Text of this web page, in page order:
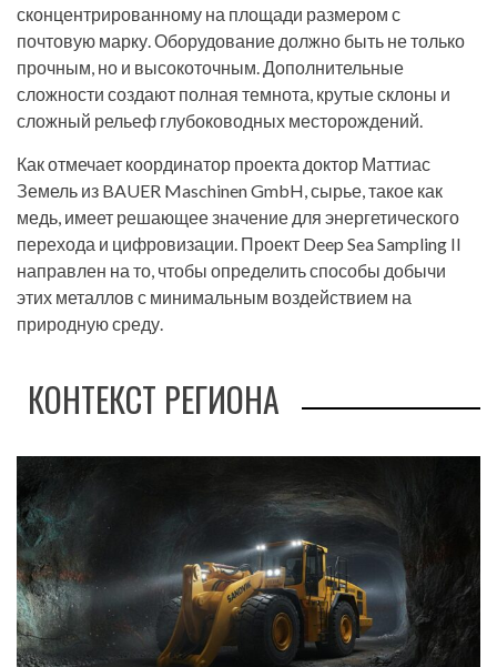
сконцентрированному на площади размером с
почтовую марку. Оборудование должно быть не только
прочным, но и высокоточным. Дополнительные
сложности создают полная темнота, крутые склоны и
сложный рельеф глубоководных месторождений.
Как отмечает координатор проекта доктор Маттиас
Земель из BAUER Maschinen GmbH, сырье, такое как
медь, имеет решающее значение для энергетического
перехода и цифровизации. Проект Deep Sea Sampling II
направлен на то, чтобы определить способы добычи
этих металлов с минимальным воздействием на
природную среду.
КОНТЕКСТ РЕГИОНА